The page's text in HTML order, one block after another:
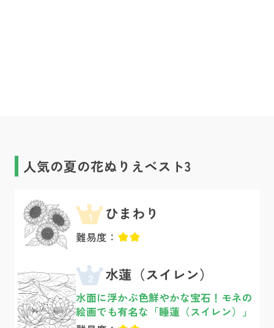
人気の夏の花ぬりえベスト3
1 ひまわり
難易度：
2 水蓮（スイレン）
水面に浮かぶ色鮮やかな宝石！モネの
絵画でも有名な「睡蓮（スイレン）」